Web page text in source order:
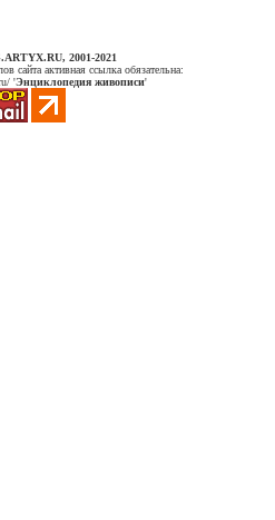
2001-2021
сайта активная ссылка обязательна:
'Энциклопедия живописи'